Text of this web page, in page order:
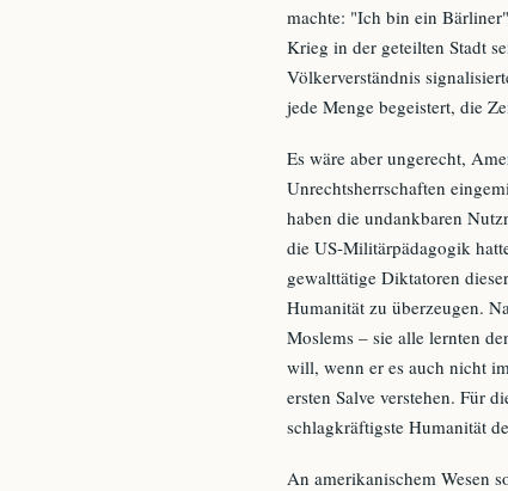
machte: "Ich bin ein
Krieg in der geteilten Stadt
Völkerverständnis
jede Menge begeistert, die
Es wäre aber ungerecht,
Unrechtsherrschaften
haben die undankbaren
die US-Militärpädagogik
gewalttätige Diktatoren
Humanität zu überzeugen.
Moslems – sie alle lernten
will, wenn er es auch nicht
ersten Salve verstehen. Für
schlagkräftigste Humanität
An amerikanischem Wesen